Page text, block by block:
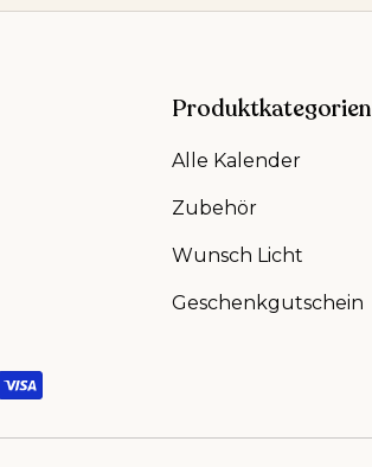
Produktkategorien
Alle Kalender
Zubehör
Wunsch Licht
Geschenkgutschein